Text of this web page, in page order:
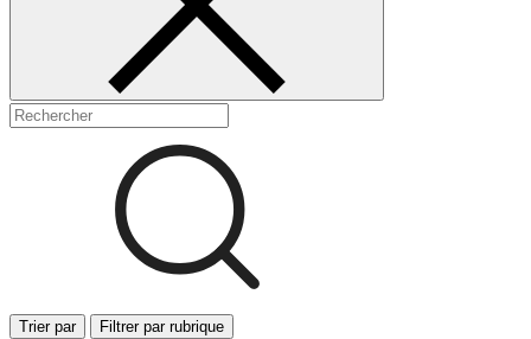
Trier par Filtrer par rubrique